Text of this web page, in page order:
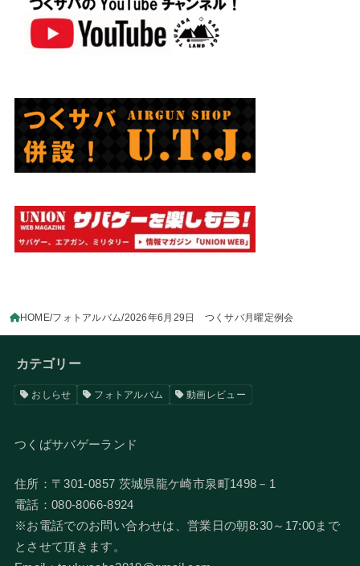
HOME フォトアルバム 2026年6月29日 つくサバ月曜定例会
カテゴリー
おしらせ フォトアルバム 動画レビュー
つくばサバゲーランド
住所：〒301-0857 茨城県龍ケ崎市泉町1498－1
電話：080-8066-8924
​※お電話でのお問い合わせは、営業日の朝8:30～17:00まで
とさせて頂きます。